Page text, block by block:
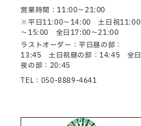
営業時間：11:00～21:00
※平日11:00～14:00 土日祝11:00
～15:00 全日17:00～21:00
ラストオーダー：平日昼の部：
13:45 土日祝昼の部：14:45 全日
夜の部：20:45
TEL：050-8889-4641